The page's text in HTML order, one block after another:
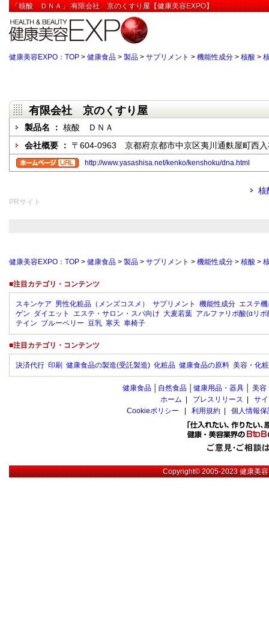
「核酸 ＤＮＡ」:有限会社 京のくすり屋【健康美容EXPO】
健康美容EXPO：TOP > 健康食品 > 製品 > サプリメント > 機能性成分 > 核酸 >
有限会社 京のくすり屋
製品名 ： 核酸 ＤＮＡ
会社概要 ： 〒604-0963 京都府京都市中京区夷川通麩屋町西
http://www.yasashisa.net/kenko/kenshoku/dna.html
核
PRサイト
健康美容EXPO：TOP > 健康食品 > 製品 > サプリメント > 機能性成分 > 核酸 >
■注目カテゴリ・コンテンツ
スキンケア 男性化粧品（メンズコスメ） サプリメント 機能性成分 エステ
ゲン ダイエット エステ・サロン・スパ向け 大麦若葉 アルファリポ酸(αリポ
テイン ブルーベリー 豆乳 寒天 車椅子
■注目カテゴリ・コンテンツ
決済代行 印刷 健康食品の製造(受託製造) 化粧品 健康食品の原料 美容・化
健康食品 自然食品 健康用品・器具 美容
ホーム
プレスリリース
サ
Cookieポリシー
利用規約 個人情報
Copyright© 2005-2023健康美